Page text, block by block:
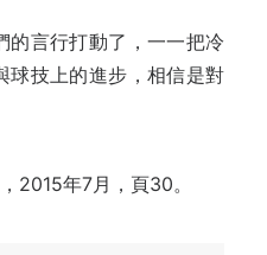
的言行打動了，一一把冷
球技上的進步，相信是對
2015年7月，頁30。